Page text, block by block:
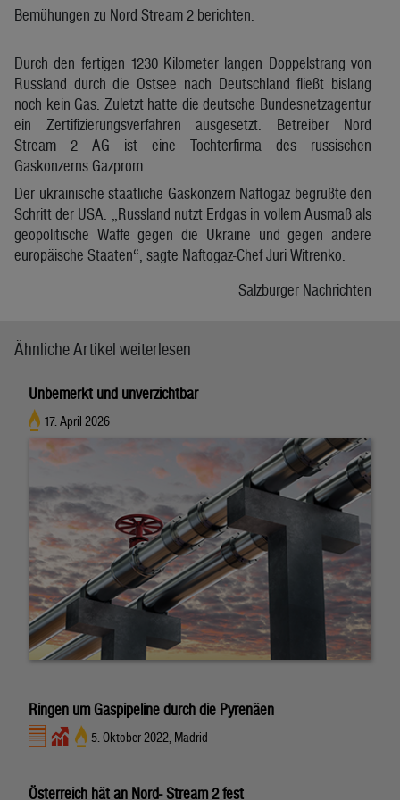
Bemühungen zu Nord Stream 2 berichten.
Durch den fertigen 1230 Kilometer langen Doppelstrang von
Russland durch die Ostsee nach Deutschland fließt bislang
noch kein Gas. Zuletzt hatte die deutsche Bundesnetzagentur
ein Zertifizierungsverfahren ausgesetzt. Betreiber Nord
Stream 2 AG ist eine Tochterfirma des russischen
Gaskonzerns Gazprom.
Der ukrainische staatliche Gaskonzern Naftogaz begrüßte den
Schritt der USA. „Russland nutzt Erdgas in vollem Ausmaß als
geopolitische Waffe gegen die Ukraine und gegen andere
europäische Staaten“, sagte Naftogaz-Chef Juri Witrenko.
Salzburger Nachrichten
Ähnliche Artikel weiterlesen
Unbemerkt und unverzichtbar
17. April 2026
Ringen um Gaspipeline durch die Pyrenäen
5. Oktober 2022, Madrid
Österreich hät an Nord- Stream 2 fest